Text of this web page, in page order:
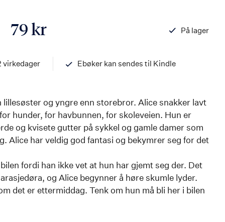
79 kr
På lager
virkedager
Ebøker kan sendes til Kindle
lillesøster og yngre enn storebror. Alice snakker lavt
hunder, for havbunnen, for skoleveien. Hun er
og kvisete gutter på sykkel og gamle damer som
Alice har veldig god fantasi og bekymrer seg for det
fordi han ikke vet at hun har gjemt seg der. Det
og Alice begynner å høre skumle lyder.
det er ettermiddag. Tenk om hun må bli her i bilen